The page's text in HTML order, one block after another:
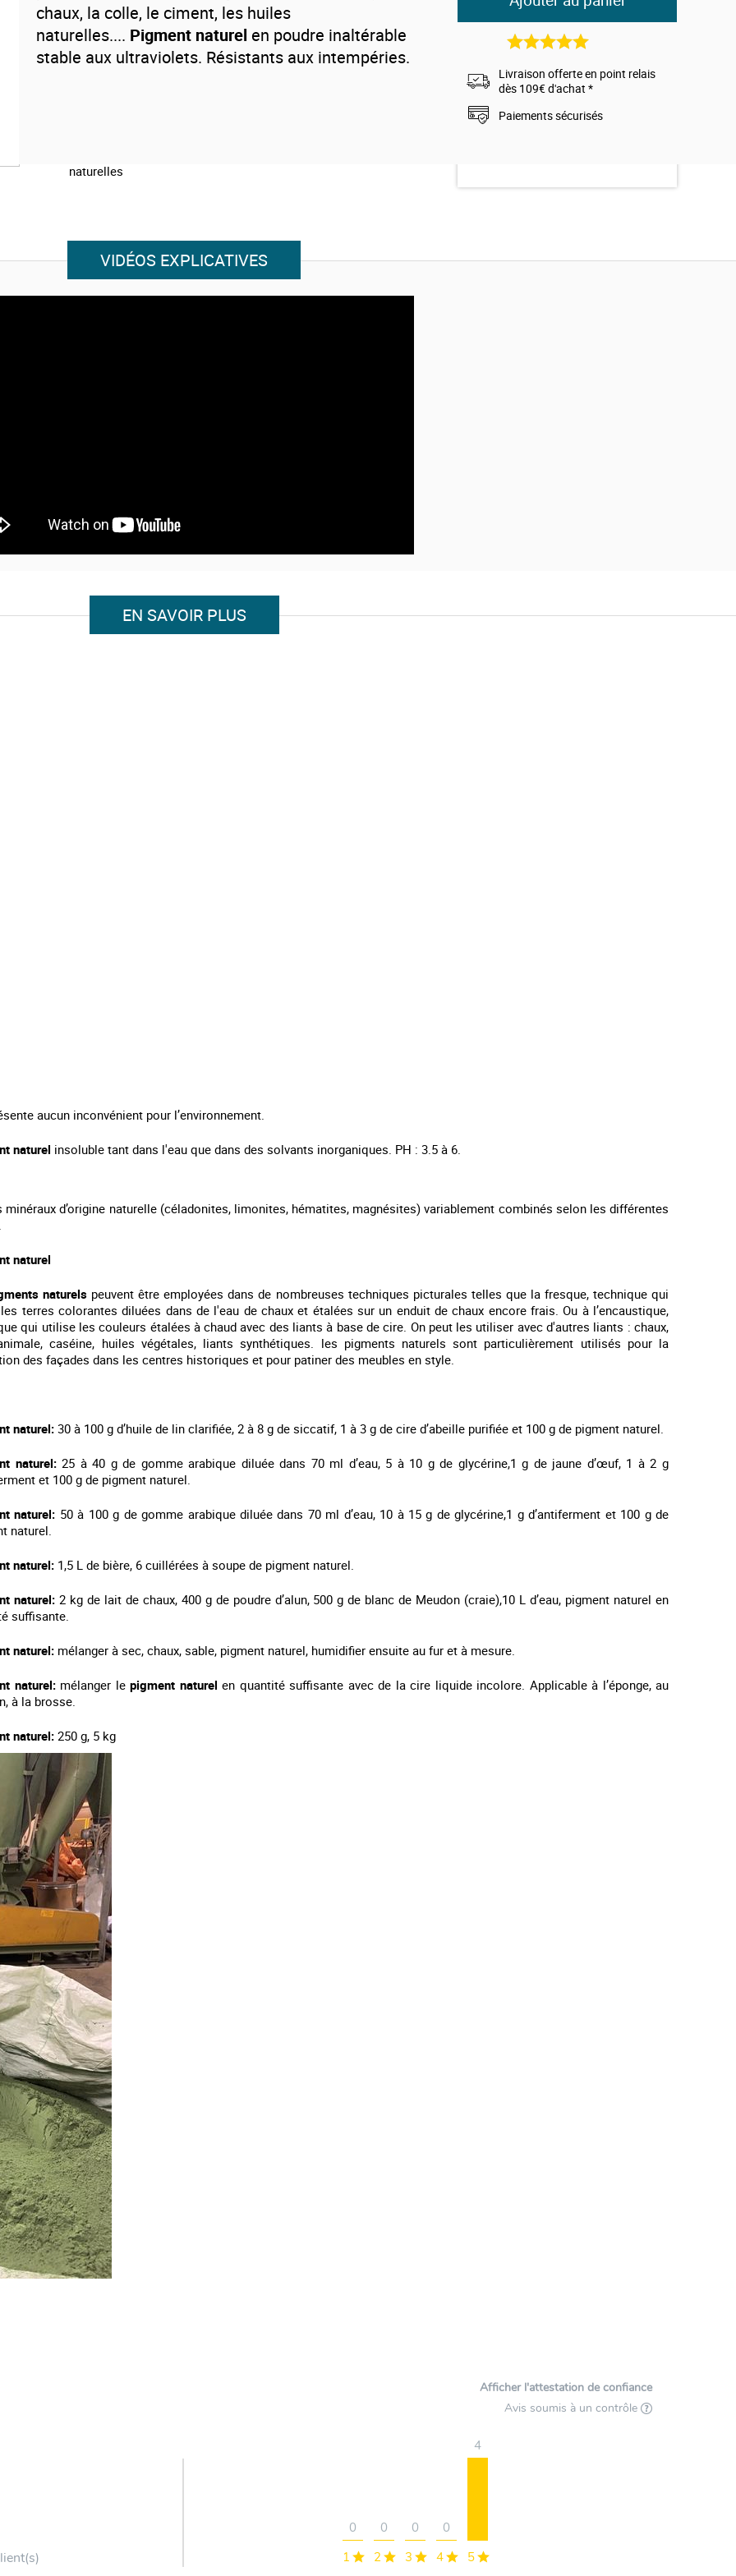
chaux, la colle, le ciment, les huiles
naturelles.... Pigment naturel en poudre inaltérable
stable aux ultraviolets. Résistants aux intempéries.
naturelles
Livraison offerte en point relais
dès 109€ d'achat *
Paiements sécurisés
VIDÉOS EXPLICATIVES
EN SAVOIR PLUS
aucun inconvénient pour l’environnement.
naturel insoluble tant dans l'eau que dans des solvants inorganiques. PH : 3.5 à 6.
minéraux d’origine naturelle (céladonites, limonites, hématites, magnésites) variablement combinés selon les différentes
naturel
naturels peuvent être employées dans de nombreuses techniques picturales telles que la fresque, technique qui
terres colorantes diluées dans de l'eau de chaux et étalées sur un enduit de chaux encore frais. Ou à l’encaustique,
qui utilise les couleurs étalées à chaud avec des liants à base de cire. On peut les utiliser avec d'autres liants : chaux,
caséine, huiles végétales, liants synthétiques. les pigments naturels sont particulièrement utilisés pour la
des façades dans les centres historiques et pour patiner des meubles en style.
naturel: 30 à 100 g d’huile de lin clarifiée, 2 à 8 g de siccatif, 1 à 3 g de cire d’abeille purifiée et 100 g de pigment naturel.
naturel:25 à 40 g de gomme arabique diluée dans 70 ml d’eau, 5 à 10 g de glycérine,1 g de jaune d’œuf, 1 à 2 g
et 100 g de pigment naturel.
naturel: 50 à 100 g de gomme arabique diluée dans 70 ml d’eau, 10 à 15 g de glycérine,1 g d’antiferment et 100 g de
naturel.
naturel: 1,5 L de bière, 6 cuillérées à soupe de pigment naturel.
naturel: 2 kg de lait de chaux, 400 g de poudre d’alun, 500 g de blanc de Meudon (craie),10 L d’eau, pigment naturel en
suffisante.
naturel: mélanger à sec, chaux, sable, pigment naturel, humidifier ensuite au fur et à mesure.
naturel: mélanger le pigment naturel en quantité suffisante avec de la cire liquide incolore. Applicable à l’éponge, au
à la brosse.
naturel: 250 g, 5 kg
Afficher l'attestation de confiance
Avis soumis à un contrôle
1
0
2
0
3
0
4
0
5
4